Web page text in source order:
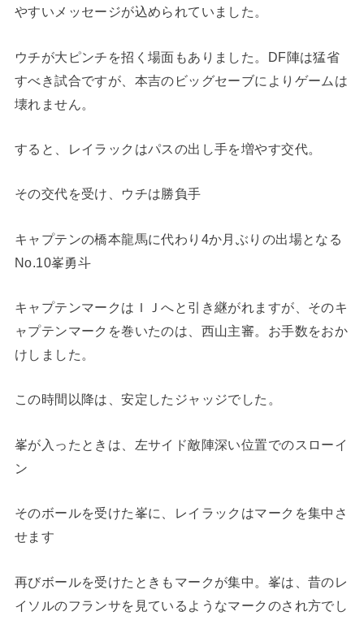
やすいメッセージが込められていました。
ウチが大ピンチを招く場面もありました。DF陣は猛省
すべき試合ですが、本吉のビッグセーブによりゲームは
壊れません。
すると、レイラックはパスの出し手を増やす交代。
その交代を受け、ウチは勝負手
キャプテンの橋本龍馬に代わり4か月ぶりの出場となる
No.10峯勇斗
キャプテンマークはＩＪへと引き継がれますが、そのキ
ャプテンマークを巻いたのは、西山主審。お手数をおか
けしました。
この時間以降は、安定したジャッジでした。
峯が入ったときは、左サイド敵陣深い位置でのスローイ
ン
そのボールを受けた峯に、レイラックはマークを集中さ
せます
再びボールを受けたときもマークが集中。峯は、昔のレ
イソルのフランサを見ているようなマークのされ方でし